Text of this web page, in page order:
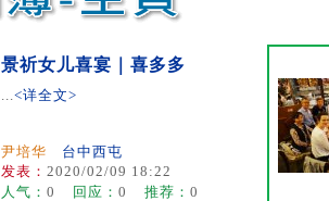
景祈女儿喜宴｜喜多多
...<详全文>
尹培华
台中西屯
发表： 2020/02/09 18:22
人气： 0 回应： 0 推荐： 0